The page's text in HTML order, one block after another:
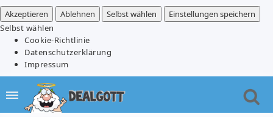
Akzeptieren
Ablehnen Selbst wählen
Einstellungen speichern
Selbst wählen
Cookie-Richtlinie
Datenschutzerklärung
Impressum